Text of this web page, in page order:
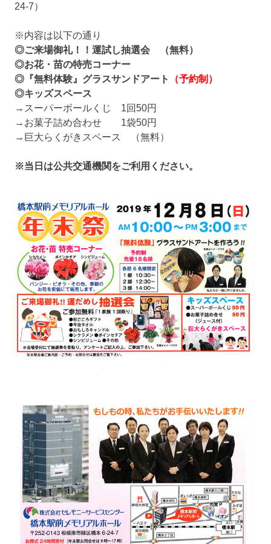
24-7）
※内容は以下の通り
◎ご来場御礼！！運試し抽選会 （無料）
◎お花・苗の特売コーナー
◎『無料体験』グラスサンドアート
（予約制）
◎キッズスペース
→スーパーボールくじ 1回50円
→お菓子詰め合わせ 1袋50円
→巨大らくがきスペース （無料）
※当日は公共交通機関をご利用ください。